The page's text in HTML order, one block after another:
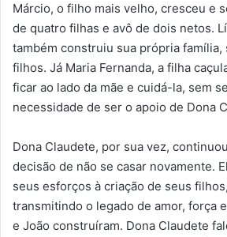
Márcio, o filho mais velho, cresceu e
de quatro filhas e avô de dois netos.
também construiu sua própria família,
filhos. Já Maria Fernanda, a filha
ficar ao lado da mãe e cuidá-la, sem
necessidade de ser o apoio de Dona
Dona Claudete, por sua vez,
decisão de não se casar novamente.
seus esforços à criação de seus
transmitindo o legado de amor, força
e João construíram. Dona Claudete